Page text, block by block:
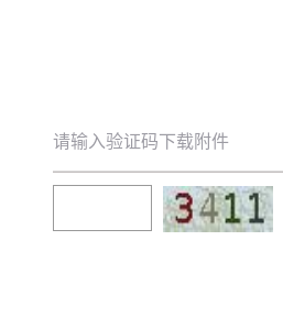
请输入验证码下载附件